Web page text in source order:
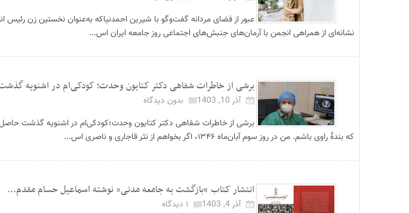
عبور از فضای مردانه گفت‌‏وگو با شیرین احمدنیاکه به‌عنوان نخستین زن
نشانه‏‌ای از همراهی انجمن با آرمان‏‌های جنبش‌‏های اجتماعی روز جامعه ایران اس...
برشی از خاطرات شفاهی دکتر کتایون وحدت؛ کودکی‌ام در اشنویه
آذر 10, 1403
بدون دیدگاه
برشی از خاطرات شفاهی دکتر کتایون وحدت؛کودکی‌ام در اشنویه گذشت حاصل
که بندۀ راوی باشم. من در روز سوم آبان‌ماه ۱۳۴۶، اگر بخواهم از نثر قاجاری و ناصری اس...
انتشار کتاب “بازگشت به جامعه مدنی” نوشته اسماعیل حسام مقدم...
آذر 4, 1403
۱ دیدگاه